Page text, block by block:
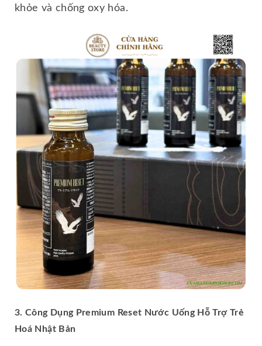
khỏe và chống oxy hóa.
3. Công Dụng Premium Reset Nước Uống Hỗ Trợ Trẻ
Hoá Nhật Bản